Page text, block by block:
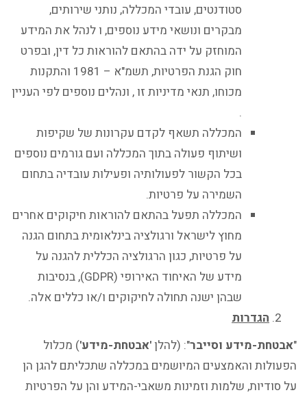
סטודנטים, עובדי המכללה, נותני שירותים,
מבקרים ונושאי מידע נוספים, ו לנהל את המידע
המוחזק על ידה בהתאם להוראות כל דין, ובפרט
חוק הגנת הפרטיות, תשמ"א – 1981 והתקנות
מכוחו, תנאי מדיניות זו , ונהלים נוספים לפי העניין
.
המכללה תשאף לקדם עקרונות של שקיפות
ושיתוף פעולה בתוך המכללה ועם גורמים נוספים
בכל הקשור לפעולותיה ופעילות עובדיה בתחום
השמירה על פרטיות.
המכללה תפעל בהתאם להוראות חיקוקים אחרים
מחוץ לישראל ורגולציה בינלאומית בתחום הגנה
על פרטיות, כגון הרגולציה הכללית להגנה על
מידע של האיחוד האירופי (GDPR), בנסיבות
שבהן ישנה תחולה לחיקוקים ו/או כללים אלה.
הגדרות
"אבטחת-מידע וסייבר": (להלן'אבטחת-מידע') מכלול
הפעולות והאמצעים המיושמים במכללה שתכליתם להגן הן
על סודיות, שלמות וזמינות משאבי-המידע והן על הפרטיות